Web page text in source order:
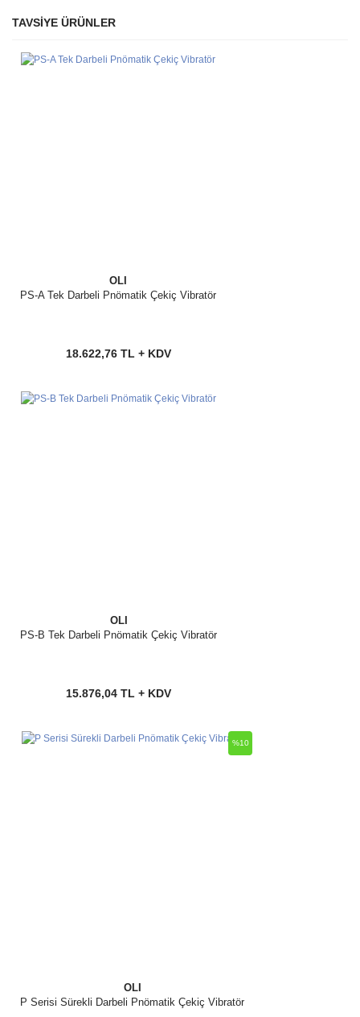
TAVSİYE ÜRÜNLER
OLI
PS-A Tek Darbeli Pnömatik Çekiç Vibratör
18.622,76 TL + KDV
OLI
PS-B Tek Darbeli Pnömatik Çekiç Vibratör
15.876,04 TL + KDV
OLI
P Serisi Sürekli Darbeli Pnömatik Çekiç Vibratör
%10